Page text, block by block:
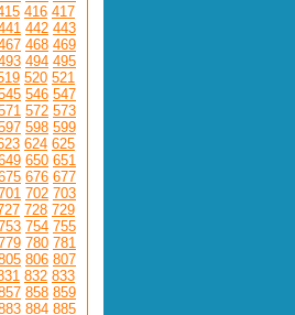
416 417
442 443
468 469
494 495
520 521
546 547
572 573
598 599
624 625
650 651
676 677
702 703
728 729
754 755
780 781
806 807
832 833
858 859
884 885